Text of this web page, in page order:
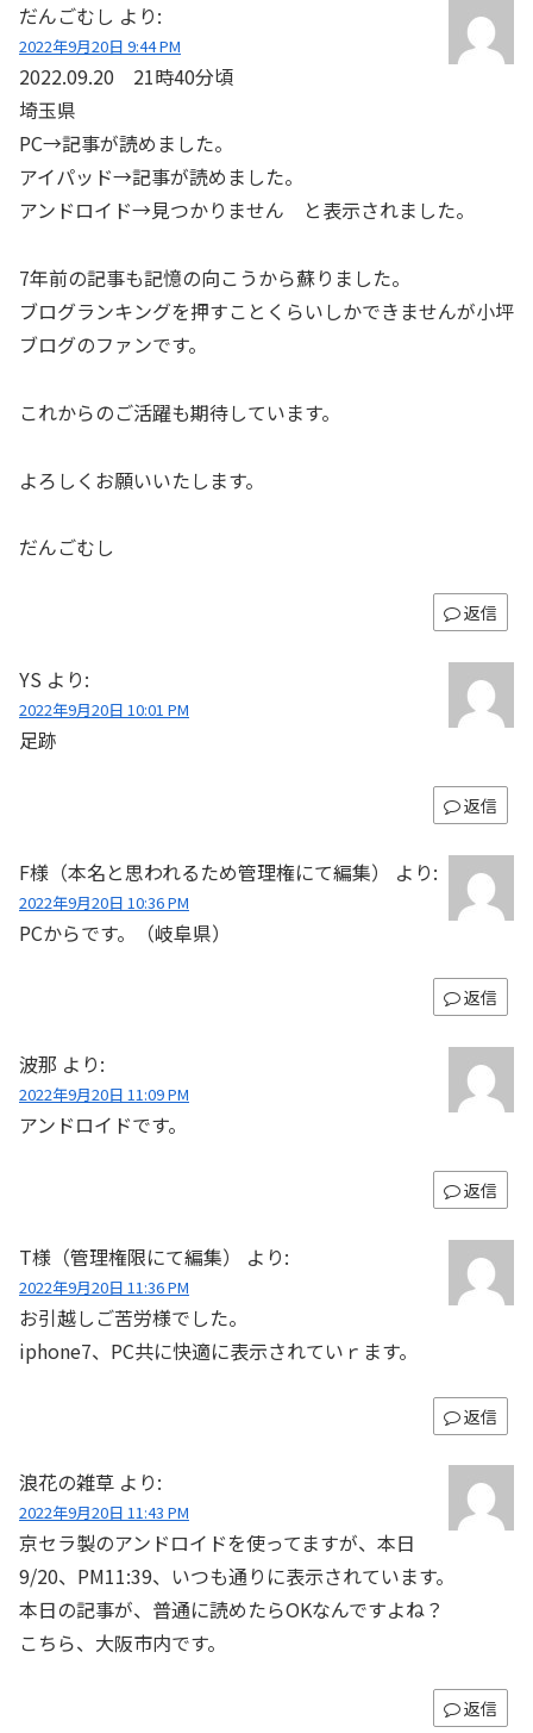
だんごむし より:
2022年9月20日 9:44 PM
2022.09.20 21時40分頃
埼玉県
PC→記事が読めました。
アイパッド→記事が読めました。
アンドロイド→見つかりません と表示されました。
7年前の記事も記憶の向こうから蘇りました。
ブログランキングを押すことくらいしかできませんが小坪
ブログのファンです。
これからのご活躍も期待しています。
よろしくお願いいたします。
だんごむし
返信
YS より:
2022年9月20日 10:01 PM
足跡
返信
F様（本名と思われるため管理権にて編集） より:
2022年9月20日 10:36 PM
PCからです。（岐阜県）
返信
波那 より:
2022年9月20日 11:09 PM
アンドロイドです。
返信
T様（管理権限にて編集） より:
2022年9月20日 11:36 PM
お引越しご苦労様でした。
iphone7、PC共に快適に表示されていｒます。
返信
浪花の雑草 より:
2022年9月20日 11:43 PM
京セラ製のアンドロイドを使ってますが、本日
9/20、PM11:39、いつも通りに表示されています。
本日の記事が、普通に読めたらOKなんですよね？
こちら、大阪市内です。
返信